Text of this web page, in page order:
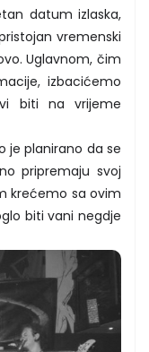
datum izlaska,
vremenski
Uglavnom, čim
izbacićemo
biti na vrijeme
je planirano da se
pripremaju svoj
krećemo sa ovim
biti vani negdje